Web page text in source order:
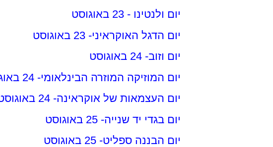
יום ולנטינו - 23 באוגוסט
יום הדגל האוקראיני- 23 באוגוסט
יום וזוב- 24 באוגוסט
יום המוזיקה המוזרה הבינלאומי- 24 באוגוסט
יום העצמאות של אוקראינה- 24 באוגוסט
יום בגדי יד שנייה- 25 באוגוסט
יום הבננה ספליט- 25 באוגוסט